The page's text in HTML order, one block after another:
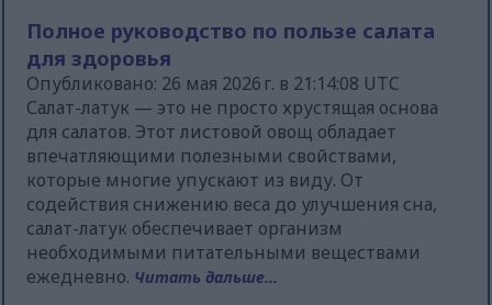
Полное руководство по пользе салата
для здоровья
Опубликовано: 26 мая 2026 г. в 21:14:08 UTC
Салат-латук — это не просто хрустящая основа
для салатов. Этот листовой овощ обладает
впечатляющими полезными свойствами,
которые многие упускают из виду. От
содействия снижению веса до улучшения сна,
салат-латук обеспечивает организм
необходимыми питательными веществами
ежедневно. Читать дальше...